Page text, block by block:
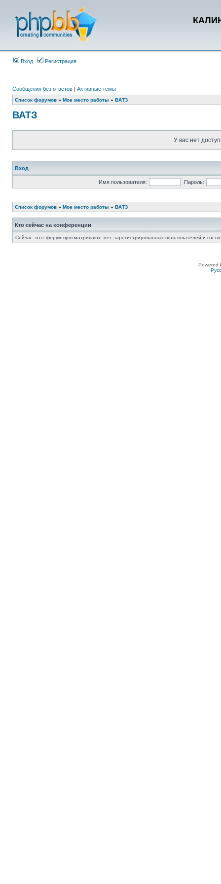
Вход Регистрация
Сообщения без ответов | Активные темы
Список форумов » Мое место работы » ВАТЗ
ВАТЗ
У вас нет
Вход
Имя пользователя: Пароль:
Список форумов » Мое место работы » ВАТЗ
Кто сейчас на конференции
Сейчас этот форум просматривают: нет зарегистрированных пользователей и
Powered